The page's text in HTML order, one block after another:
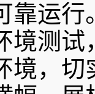
靠运行
境测
境，